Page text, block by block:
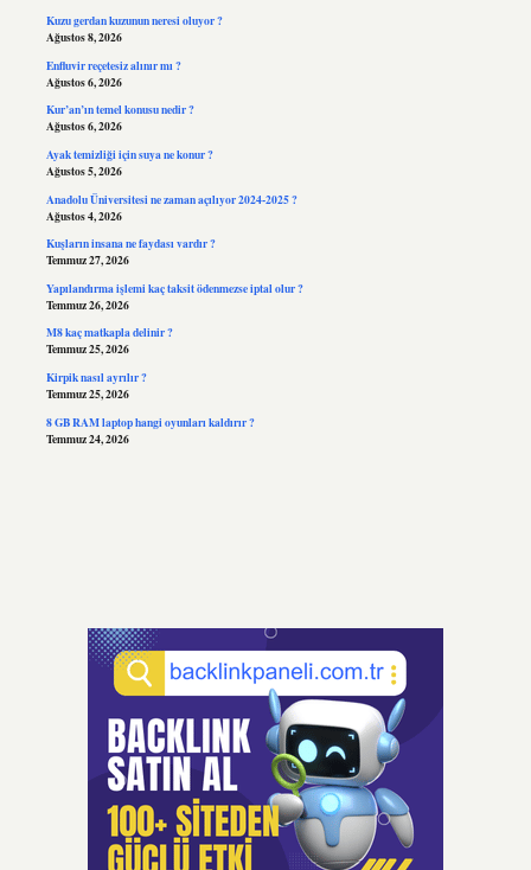
Kuzu gerdan kuzunun neresi oluyor ?
Ağustos 8, 2026
Enfluvir reçetesiz alınır mı ?
Ağustos 6, 2026
Kur’an’ın temel konusu nedir ?
Ağustos 6, 2026
Ayak temizliği için suya ne konur ?
Ağustos 5, 2026
Anadolu Üniversitesi ne zaman açılıyor 2024-2025 ?
Ağustos 4, 2026
Kuşların insana ne faydası vardır ?
Temmuz 27, 2026
Yapılandırma işlemi kaç taksit ödenmezse iptal olur ?
Temmuz 26, 2026
M8 kaç matkapla delinir ?
Temmuz 25, 2026
Kirpik nasıl ayrılır ?
Temmuz 25, 2026
8 GB RAM laptop hangi oyunları kaldırır ?
Temmuz 24, 2026